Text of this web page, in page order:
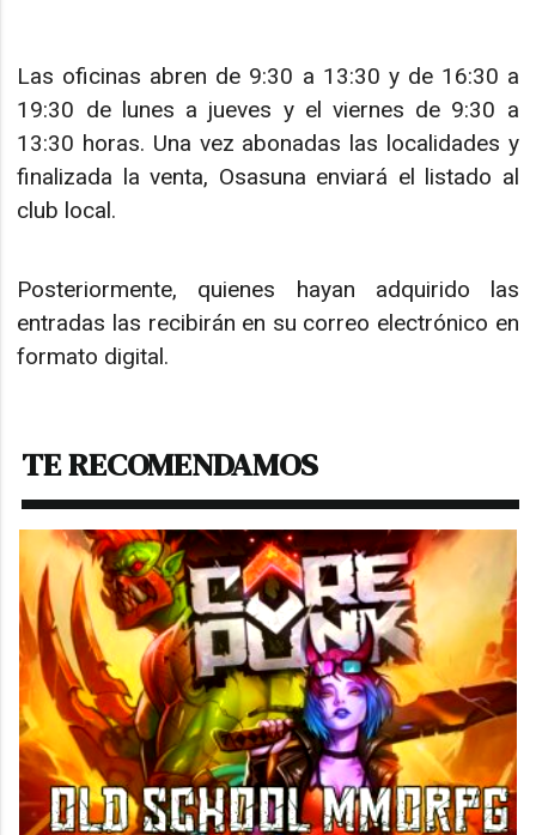
Las oficinas abren de 9:30 a 13:30 y de 16:30 a
19:30 de lunes a jueves y el viernes de 9:30 a
13:30 horas. Una vez abonadas las localidades y
finalizada la venta, Osasuna enviará el listado al
club local.
Posteriormente, quienes hayan adquirido las
entradas las recibirán en su correo electrónico en
formato digital.
TE RECOMENDAMOS